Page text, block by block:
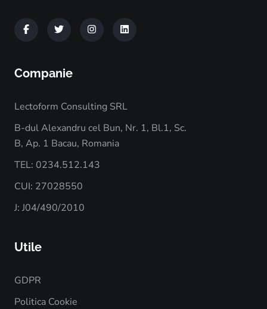
Companie
Lectoform Consulting SRL
B-dul Alexandru cel Bun, Nr. 1, Bl.1, Sc.
B, Ap. 1 Bacau, Romania
TEL: 0234.512.143
CUI: 27028550
J: J04/490/2010
Utile
GDPR
Politica Cookie